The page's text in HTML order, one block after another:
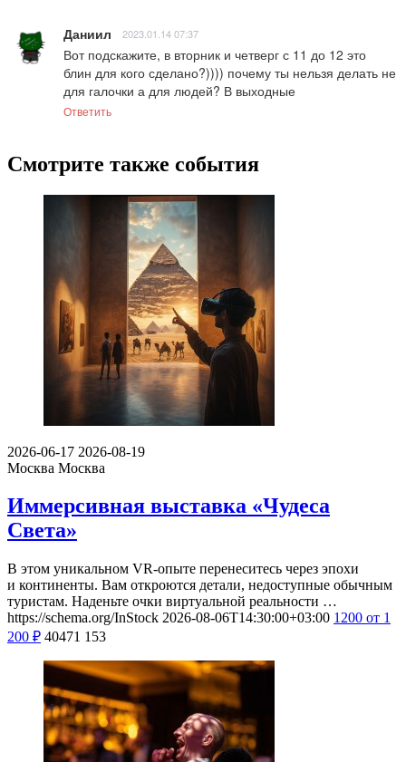
Даниил 2023.01.14 07:37
Вот подскажите, в вторник и четверг с 11 до 12 это
блин для кого сделано?)))) почему ты нельзя делать не
для галочки а для людей? В выходные
Ответить
Смотрите также события
2026-06-17 2026-08-19
Москва Москва
Иммерсивная выставка «Чудеса
Света»
В этом уникальном VR-опыте перенеситесь через эпохи
и континенты. Вам откроются детали, недоступные обычным
туристам. Наденьте очки виртуальной реальности …
https://schema.org/InStock 2026-08-06T14:30:00+03:00 1200 от 1
200 ₽ 40471 153